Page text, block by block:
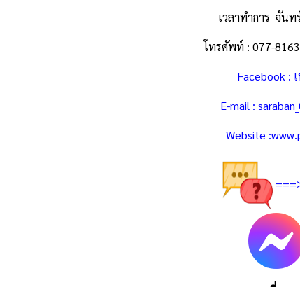
เวลาทำการ จันท
โทรศัพท์ : 077-
Facebook :
E-mail :
Website